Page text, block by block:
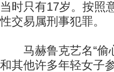
当时只有17岁。按照
性交易属刑事犯罪。
马赫鲁克艺名“偷
和其他许多年轻女子